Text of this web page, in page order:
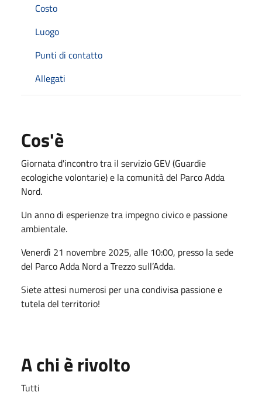
Costo
Luogo
Punti di contatto
Allegati
Cos'è
Giornata d'incontro tra il servizio GEV (Guardie
ecologiche volontarie) e la comunità del Parco Adda
Nord.
Un anno di esperienze tra impegno civico e passione
ambientale.
Venerdì 21 novembre 2025, alle 10:00, presso la sede
del Parco Adda Nord a Trezzo sull’Adda.
Siete attesi numerosi per una condivisa passione e
tutela del territorio!
A chi è rivolto
Tutti